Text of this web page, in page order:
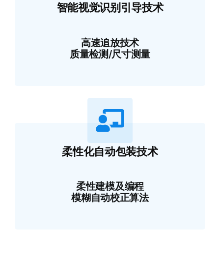
智能视觉识别引导技术
高速追放技术
质量检测/尺寸测量
柔性化自动包装技术
柔性建模及编程
模糊自动校正算法